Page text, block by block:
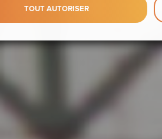
TOUT AUTORISER